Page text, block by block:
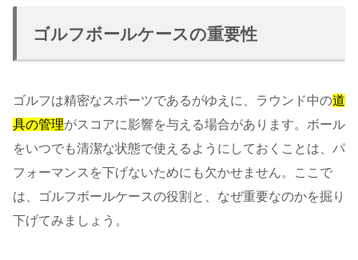
ゴルフボールケースの重要性
ゴルフは精密なスポーツであるがゆえに、ラウンド中の道
具の管理がスコアに影響を与える場合があります。ボール
をいつでも清潔な状態で使えるようにしておくことは、パ
フォーマンスを下げないためにも欠かせません。ここで
は、ゴルフボールケースの役割と、なぜ重要なのかを掘り
下げてみましょう。